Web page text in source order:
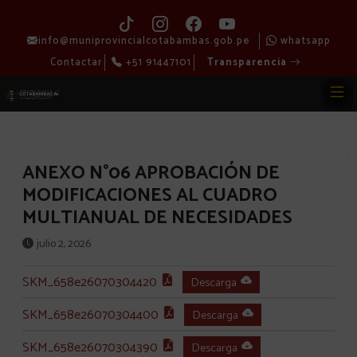
info@muniprovincialcotabambas.gob.pe
whatsapp
Contactar
+51 91447101 Transparencia
ANEXO N°06 APROBACIÓN DE
MODIFICACIONES AL CUADRO
MULTIANUAL DE NECESIDADES
julio 2, 2026
SKM_658e26070304420 Descarga
SKM_658e26070304400 Descarga
SKM_658e26070304390 Descarga